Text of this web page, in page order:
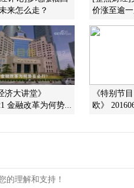
来怎么走？
价涨至逾
济大讲堂》
金融改革为何势...
《特别节
欧》